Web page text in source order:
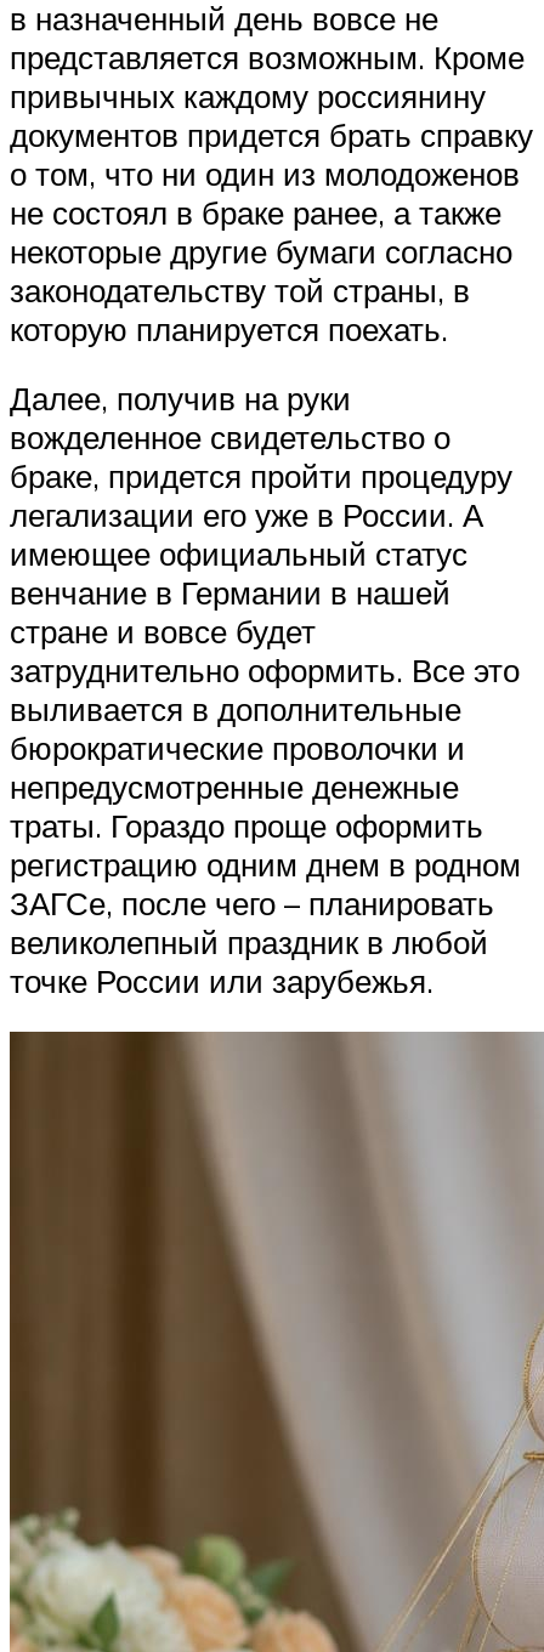
в назначенный день вовсе не
представляется возможным. Кроме
привычных каждому россиянину
документов придется брать справку
о том, что ни один из молодоженов
не состоял в браке ранее, а также
некоторые другие бумаги согласно
законодательству той страны, в
которую планируется поехать.
Далее, получив на руки
вожделенное свидетельство о
браке, придется пройти процедуру
легализации его уже в России. А
имеющее официальный статус
венчание в Германии в нашей
стране и вовсе будет
затруднительно оформить. Все это
выливается в дополнительные
бюрократические проволочки и
непредусмотренные денежные
траты. Гораздо проще оформить
регистрацию одним днем в родном
ЗАГСе, после чего – планировать
великолепный праздник в любой
точке России или зарубежья.